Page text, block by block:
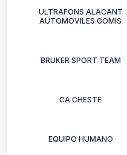
ULTRAFONS ALACANT
AUTOMOVILES GOMIS
BRUKER SPORT TEAM
CA CHESTE
EQUIPO HUMANO